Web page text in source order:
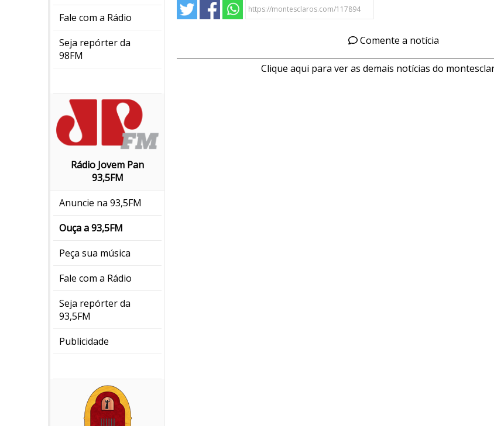
Fale com a Rádio
Seja repórter da
98FM
Rádio Jovem Pan
93,5FM
Anuncie na 93,5FM
Ouça a 93,5FM
Peça sua música
Fale com a Rádio
Seja repórter da
93,5FM
Publicidade
Comente a notícia
Clique aqui para ver as demais notícias do